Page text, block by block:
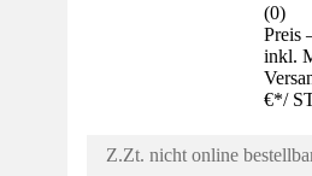
(0)
Preis
inkl.
€*/
Z.Zt. nicht online